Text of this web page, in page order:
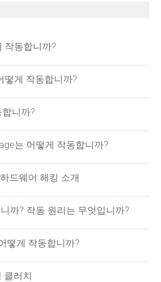
작동합니까?
떻게 작동합니까?
니까?
는 어떻게 작동합니까?
드웨어 해킹 소개
까? 작동 원리는 무엇입니까?
떻게 작동합니까?
클러치